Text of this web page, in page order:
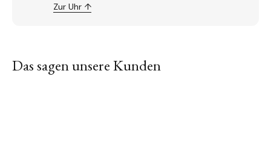
Zur Uhr ↑
Das sagen unsere Kunden